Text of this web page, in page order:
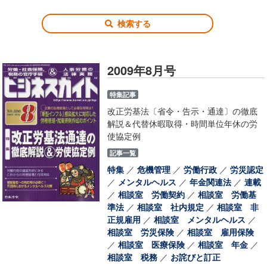
検索する
2009年8月号
特集記事
改正労基法〔省令・告示・通達〕の徹底
解説＆代替休暇取得・時間単位年休の労
使協定例
記事一覧
特集 ／危機管理 ／労働行政 ／労災認定
／ メンタルヘルス ／年金関連法 ／連載
／相談室 労働契約 ／相談室 労働基
準法 ／相談室 社内規定 ／相談室 非
正規雇用 ／相談室 メンタルヘルス ／
相談室 労災保険／相談室 雇用保険
／相談室 医療保険／相談室 年金 ／
相談室 税務 ／ お詫びと訂正